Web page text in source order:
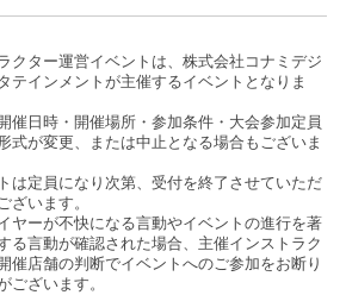
クター運営イベントは、株式会社コナミデジ
テインメントが主催するイベントとなりま
催日時・開催場所・参加条件・大会参加定員
式が変更、または中止となる場合もございま
は定員になり次第、受付を終了させていただ
ざいます。
ヤーが不快になる言動やイベントの進行を著
る言動が確認された場合、主催インストラク
催店舗の判断でイベントへのご参加をお断り
ございます。